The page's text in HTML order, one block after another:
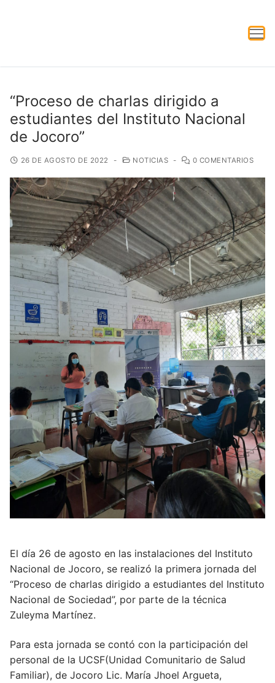
“Proceso de charlas dirigido a
estudiantes del Instituto Nacional
de Jocoro”
26 DE AGOSTO DE 2022 - NOTICIAS - 0 COMENTARIOS
El día 26 de agosto en las instalaciones del Instituto
Nacional de Jocoro, se realizó la primera jornada del
“Proceso de charlas dirigido a estudiantes del Instituto
Nacional de Sociedad”, por parte de la técnica
Zuleyma Martínez.
Para esta jornada se contó con la participación del
personal de la UCSF(Unidad Comunitario de Salud
Familiar), de Jocoro Lic. María Jhoel Argueta,